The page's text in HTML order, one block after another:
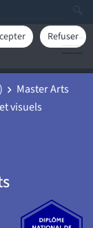
Refuser
Master Arts
visuels